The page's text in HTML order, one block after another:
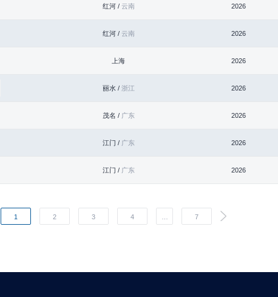
红河 / 云南 2026
红河 / 云南 2026
上海 2026
丽水 / 浙江 2026
茂名 / 广东 2026
江门 / 广东 2026
江门 / 广东 2026
1 2 3 4 7